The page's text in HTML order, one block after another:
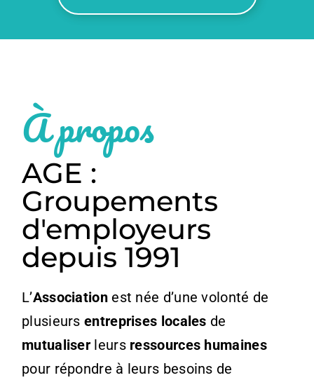
À propos
AGE :
Groupements
d'employeurs
depuis 1991
L’Associationest née d’une volonté de
plusieursentreprises locales de
mutualiser leurs ressources humaines
pour répondre à leurs besoins de